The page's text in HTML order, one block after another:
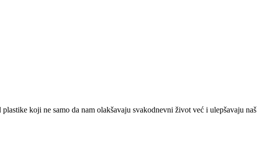
koji ne samo da nam olakšavaju svakodnevni život već i ulepšavaju naš